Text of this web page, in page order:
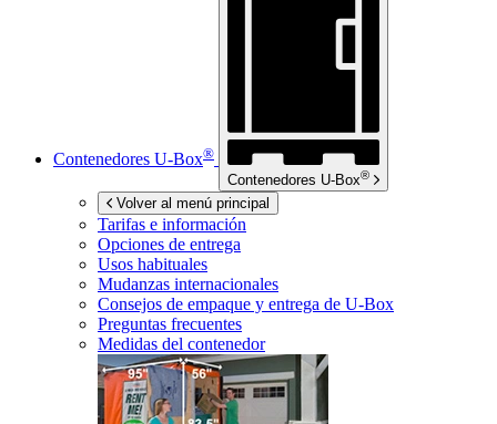
Contenedores U-Box®
Contenedores U-Box®
Volver al menú principal
Tarifas e información
Opciones de entrega
Usos habituales
Mudanzas internacionales
Consejos de empaque y entrega de U-Box
Preguntas frecuentes
Medidas del contenedor